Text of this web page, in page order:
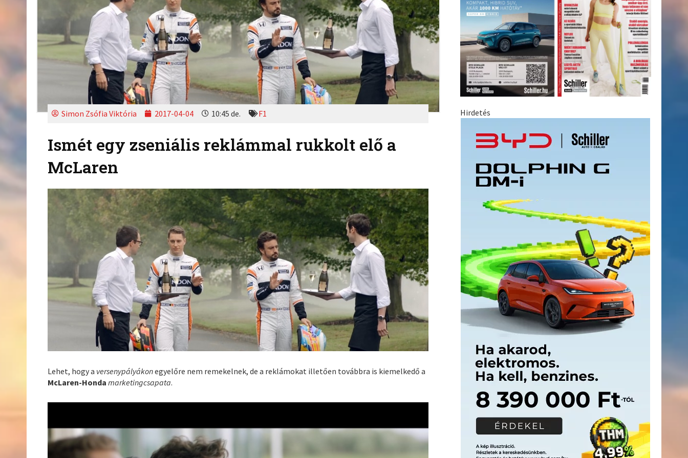
Simon Zsófia Viktória 2017-04-04 10:45 de. F1
Ismét egy zseniális reklámmal rukkolt elő a
McLaren
Lehet, hogy a versenypályákonegyelőre nem remekelnek, de a reklámokat illetően továbbra is kiemelkedő a
McLaren-Honda marketingcsapata.
Hirdetés